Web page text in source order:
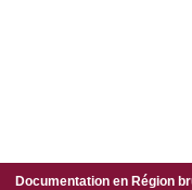
Documentation en Région